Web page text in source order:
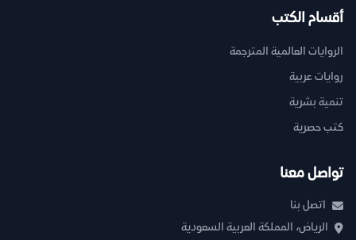
أقسام الكتب
الروايات العالمية المترجمة
روايات عربية
تنمية بشرية
كتب حصرية
تواصل معنا
اتصل بنا
الرياض، المملكة العربية السعودية